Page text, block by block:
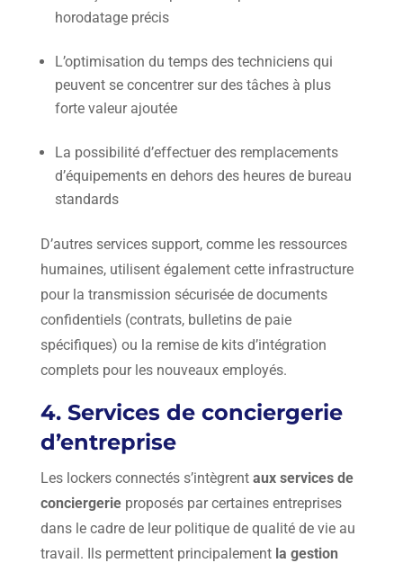
horodatage précis
L’optimisation du temps des techniciens qui
peuvent se concentrer sur des tâches à plus
forte valeur ajoutée
La possibilité d’effectuer des remplacements
d’équipements en dehors des heures de bureau
standards
D’autres services support, comme les ressources
humaines, utilisent également cette infrastructure
pour la transmission sécurisée de documents
confidentiels (contrats, bulletins de paie
spécifiques) ou la remise de kits d’intégration
complets pour les nouveaux employés.
4. Services de conciergerie
d’entreprise
Les lockers connectés s’intègrent aux services de
conciergerieproposés par certaines entreprises
dans le cadre de leur politique de qualité de vie au
travail. Ils permettent principalementla gestion